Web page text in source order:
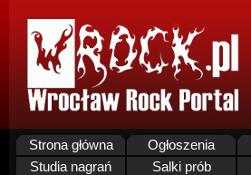
Strona główna Ogłoszenia
Studia nagrań
Salki prób